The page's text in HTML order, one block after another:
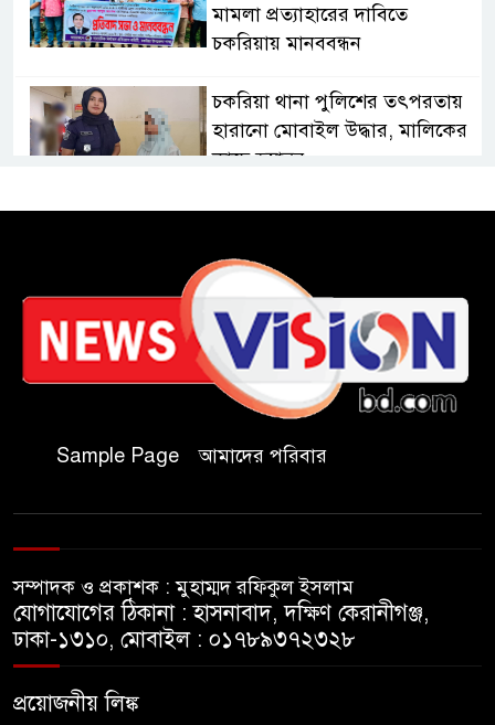
মামলা প্রত্যাহারের দাবিতে
চকরিয়ায় মানববন্ধন
চকরিয়া থানা পুলিশের তৎপরতায়
হারানো মোবাইল উদ্ধার, মালিকের
কাছে হস্তান্তর
চকরিয়ায় বন্যা-পাহাড়ধসে
চকরিয়ায় আবাসিক হোটেলে
পুলিশের অভিযান, গ্রেপ্তার-৩
কক্সবাজারের কৃতিসন্তান শামীম
উদ্দিন চৌধুরী বাংলাদেশ ব্যাংকে
জয়েন্ট ডিরেক্টর পদে পদোন্নতি
প্রধানমন্ত্রী
পলিথিনের ছাউনির নিচে পঙ্গু
Sample Page আমাদের পরিবার
সম্পাদক ও প্রকাশক : মুহাম্মদ রফিকুল ইসলাম
যোগাযোগের ঠিকানা : হাসনাবাদ, দক্ষিণ কেরানীগঞ্জ,
ঢাকা-১৩১০, মোবাইল : ০১৭৮৯৩৭২৩২৮
প্রয়োজনীয় লিঙ্ক